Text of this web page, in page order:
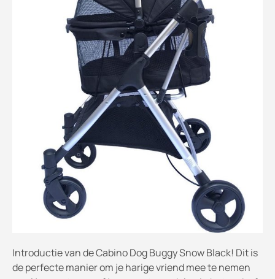
Introductie van de Cabino Dog Buggy Snow Black! Dit is
de perfecte manier om je harige vriend mee te nemen